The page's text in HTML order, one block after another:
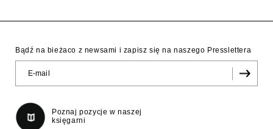
Bądź na bieżaco z newsami i zapisz się na naszego Presslettera
Poznaj pozycje w naszej
księgarni